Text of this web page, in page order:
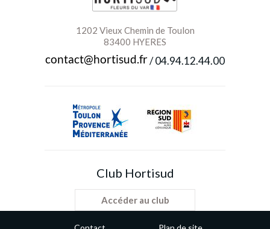
1202 Vieux Chemin de Toulon
83400 HYERES
/04.94.12.44.00
Club Hortisud
Accéder au club